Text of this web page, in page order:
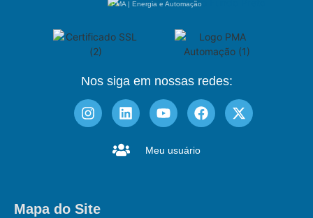
PMA | Energia e Automação
Nos siga em nossas redes:
Meu usuário
Mapa do Site